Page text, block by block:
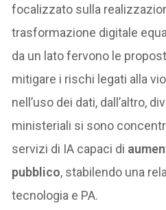
focalizzato sulla
trasformazione digitale
da un lato fervono le
mitigare i rischi legati alla
nell’uso dei dati, dall’altro,
ministeriali si sono
servizi di IA capaci di
pubblico, stabilendo una
tecnologia e PA.